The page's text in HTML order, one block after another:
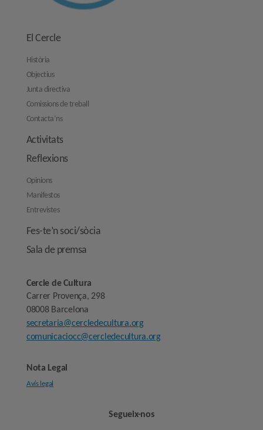
El Cercle
Història
Objectius
Junta directiva
Comissions de treball
Contacta’ns
Activitats
Reflexions
Opinions
Manifestos
Entrevistes
Fes-te’n soci/sòcia
Sala de premsa
Cercle de Cultura
Carrer Provença, 298
08008 Barcelona
secretaria@cercledecultura.org
comunicaciocc@cercledecultura.org
Nota Legal
Avís legal
Segueix-nos